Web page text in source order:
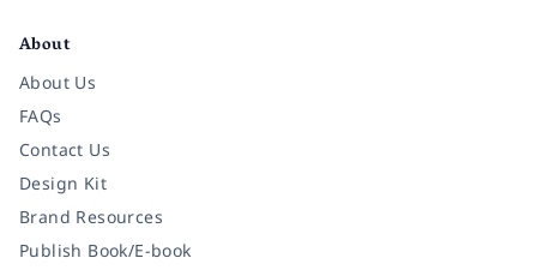
About
About Us
FAQs
Contact Us
Design Kit
Brand Resources
Publish Book/E-book